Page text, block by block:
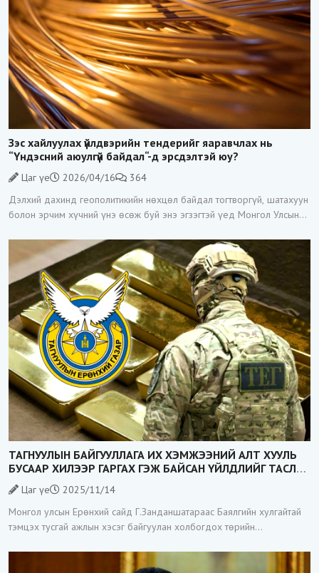
Зэс хайлуулах үйлдвэрийн тендерийг яаравчлах нь
“Үндэсний аюулгүй байдал“-д эрсдэлтэй юу?
Цаг үе 2026/04/16
364
Дэлхий дахинд геополитикийн нөхцөл байдал тогтворгүй, шатахуун
болон эрчим хүчний үнэ өсөж буй энэ эгзэгтэй үед Монгол Улсын
зарласан нь
ТАГНУУЛЫН БАЙГУУЛЛАГА ИХ ХЭМЖЭЭНИЙ АЛТ ХУУЛЬ
БУСААР ХИЛЭЭР ГАРГАХ ГЭЖ БАЙСАН ҮЙЛДЛИЙГ ТАСЛАН
ЗОГСООЛОО
Цаг үе
2025/11/14
Монгол улсын Ерөнхий сайд Г.Занданшатараас Баялгийн хулгайтай
тэмцэх тусгай ажлын хэсэг байгуулан холбогдох төрийн